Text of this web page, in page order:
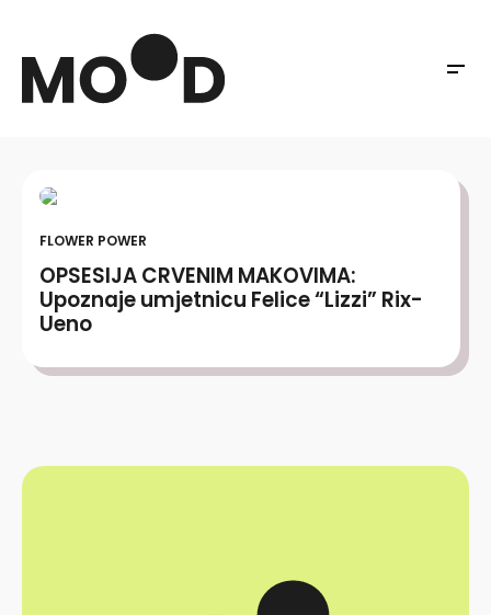
FLOWER POWER
OPSESIJA CRVENIM MAKOVIMA:
Upoznaje umjetnicu Felice “Lizzi” Rix-
Ueno